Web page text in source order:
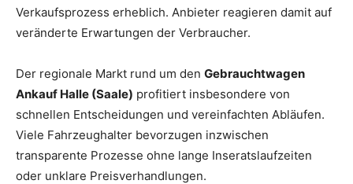
Verkaufsprozess erheblich. Anbieter reagieren damit auf
veränderte Erwartungen der Verbraucher.
Der regionale Markt rund um den Gebrauchtwagen
Ankauf Halle (Saale) profitiert insbesondere von
schnellen Entscheidungen und vereinfachten Abläufen.
Viele Fahrzeughalter bevorzugen inzwischen
transparente Prozesse ohne lange Inseratslaufzeiten
oder unklare Preisverhandlungen.